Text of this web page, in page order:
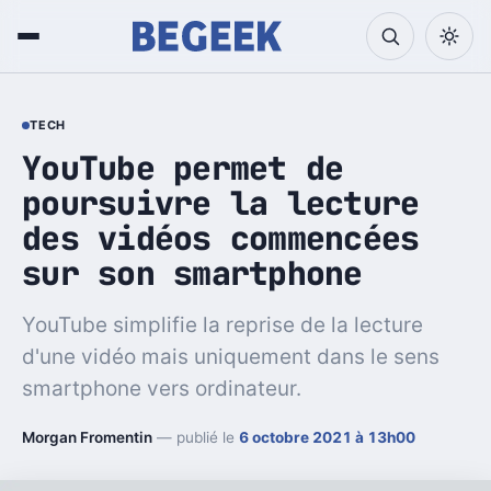
TECH
YouTube permet de
poursuivre la lecture
des vidéos commencées
sur son smartphone
YouTube simplifie la reprise de la lecture
d'une vidéo mais uniquement dans le sens
smartphone vers ordinateur.
Morgan Fromentin — publié le 6 octobre 2021 à 13h00